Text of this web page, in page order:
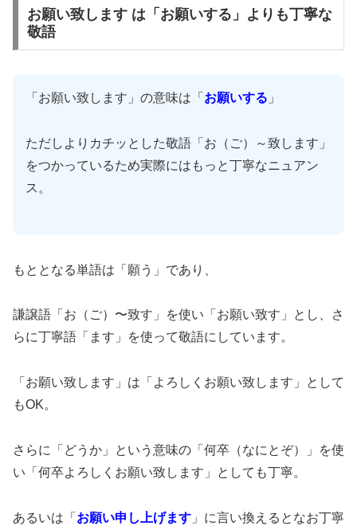
お願い致します は「お願いする」よりも丁寧な
敬語
「お願い致します」の意味は「 お願いする 」
ただしよりカチッとした敬語「お（ご）～致します」
をつかっているため実際にはもっと丁寧なニュアン
ス。
もととなる単語は「願う」であり、
謙譲語「お（ご）〜致す」を使い「お願い致す」とし、さ
らに丁寧語「ます」を使って敬語にしています。
「お願い致します」は「よろしくお願い致します」として
もOK。
さらに「どうか」という意味の「何卒（なにとぞ）」を使
い「何卒よろしくお願い致します」としても丁寧。
あるいは「 お願い申し上げます 」に言い換えるとなお丁寧